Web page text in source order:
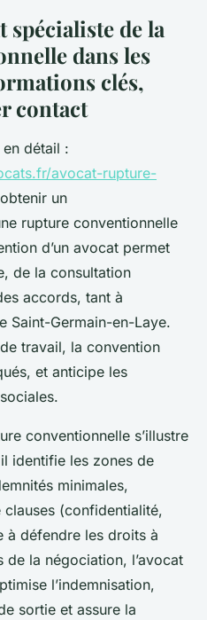
spécialiste de la
dans les
clés,
contact
détail :
avocat-rupture-
un
rupture conventionnelle
d’un avocat permet
de la consultation
accords, tant à
Saint-Germain-en-Laye.
travail, la convention
et anticipe les
conventionnelle s’illustre
identifie les zones de
minimales,
(confidentialité,
à défendre les droits à
de la négociation, l’avocat
l’indemnisation,
sortie et assure la